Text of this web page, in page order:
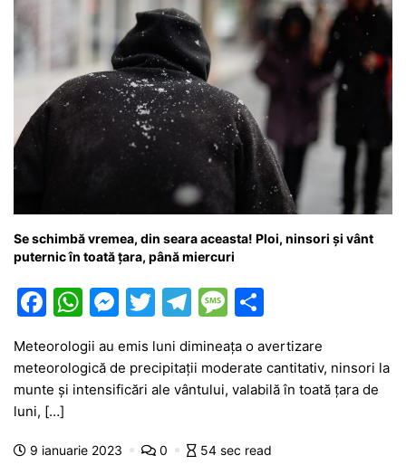
Se schimbă vremea, din seara aceasta! Ploi, ninsori și vânt
puternic în toată țara, până miercuri
F
c
e
b
o
W
at
s
p
M
s
s
n
T
itt
er
T
e
gr
m
M
s
s
g
ta
je
z
Meteorologii au emis luni dimineața o avertizare
meteorologică de precipitații moderate cantitativ, ninsori la
munte și intensificări ale vântului, valabilă în toată țara de
luni, […]
9 ianuarie 2023 0 54 sec read